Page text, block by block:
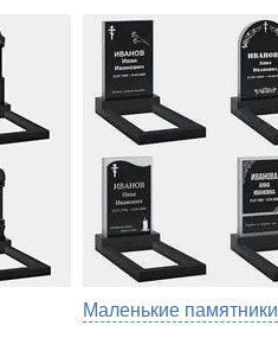
Маленькие памятники